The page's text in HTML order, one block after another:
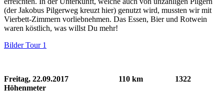
(der Jakobus Pilgerweg kreuzt hier) genutzt wird, mussten wir mit
Vierbett-Zimmern vorliebnehmen. Das Essen, Bier und Rotwein
waren köstlich, was willst Du mehr!
Bilder Tour 1
Freitag, 22.09.2017 110 km 1322
Höhenmeter